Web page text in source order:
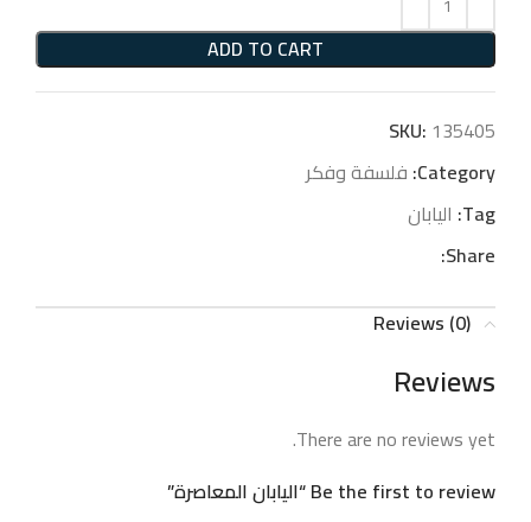
ADD TO CART
SKU: 135405
Category: فلسفة وفكر
Tag: اليابان
Share:
Reviews (0)
Reviews
There are no reviews yet.
Be the first to review “اليابان المعاصرة”